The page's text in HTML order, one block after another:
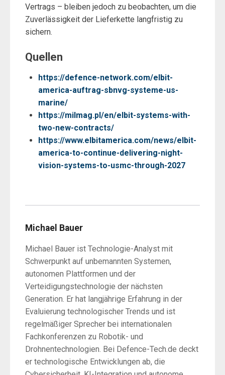
Vertrags – bleiben jedoch zu beobachten, um die
Zuverlässigkeit der Lieferkette langfristig zu
sichern.
Quellen
https://defence-network.com/elbit-
america-auftrag-sbnvg-systeme-us-
marine/
https://milmag.pl/en/elbit-systems-with-
two-new-contracts/
https://www.elbitamerica.com/news/elbit-
america-to-continue-delivering-night-
vision-systems-to-usmc-through-2027
Michael Bauer
Michael Bauer ist Technologie-Analyst mit
Schwerpunkt auf unbemannten Systemen,
autonomen Plattformen und der
Verteidigungstechnologie der nächsten
Generation. Er hat langjährige Erfahrung in der
Evaluierung technologischer Trends und ist
regelmäßiger Sprecher bei internationalen
Fachkonferenzen zu Robotik- und
Drohnentechnologien. Bei Defence-Tech.de deckt
er technologische Entwicklungen ab, die